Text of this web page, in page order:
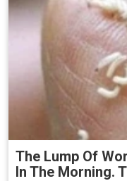
The Lump Of
In The Morning.